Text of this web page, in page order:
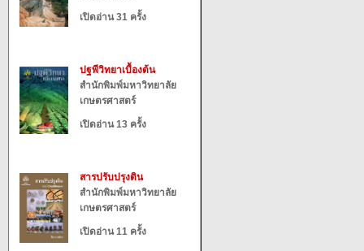
เปิดอ่าน 31 ครั้ง
ปฐพีวิทยาเบื้องต้น
สำนักพิมพ์มหาวิทยาลัย
เกษตรศาสตร์
เปิดอ่าน 13 ครั้ง
สารปรับปรุงดิน
สำนักพิมพ์มหาวิทยาลัย
เกษตรศาสตร์
เปิดอ่าน 11 ครั้ง